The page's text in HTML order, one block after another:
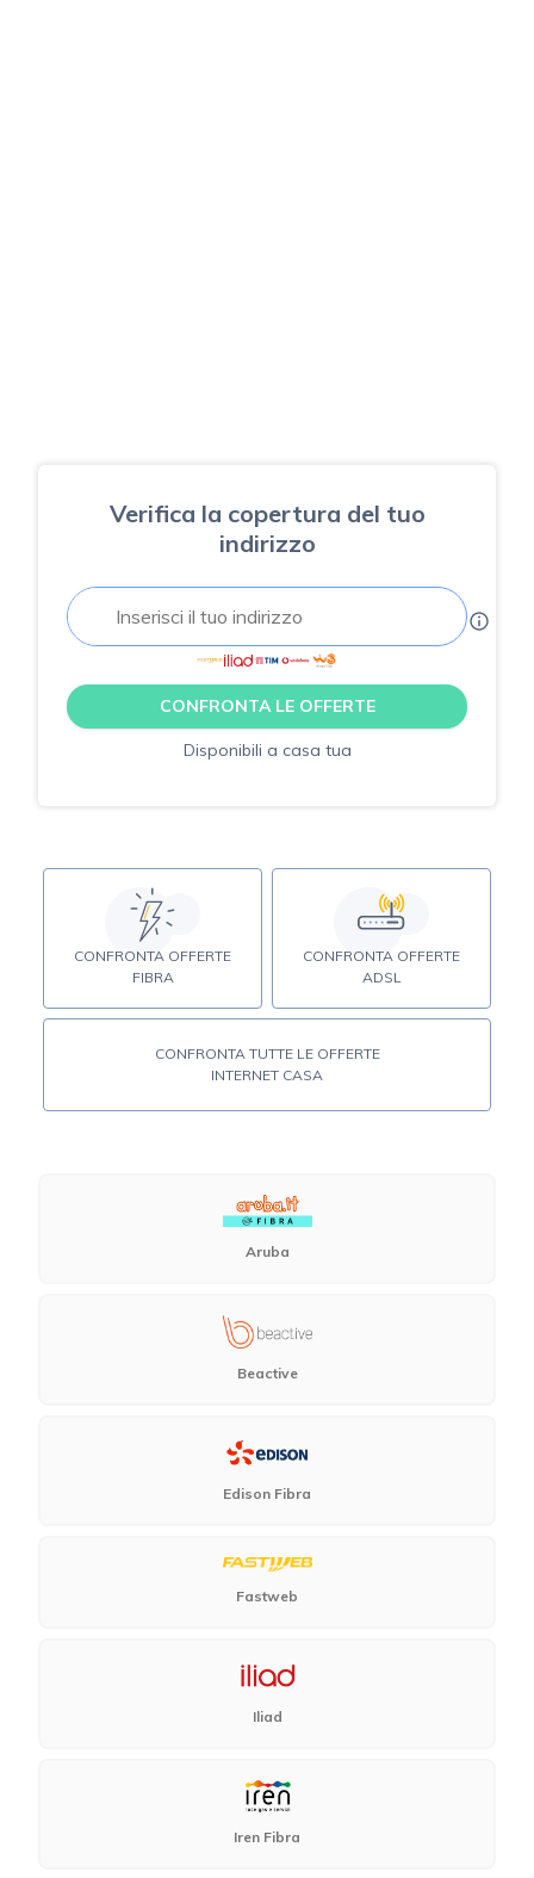
Verifica la copertura del tuo
indirizzo
CONFRONTA LE OFFERTE
Disponibili a casa tua
CONFRONTA OFFERTE
FIBRA
CONFRONTA OFFERTE
ADSL
CONFRONTA TUTTE LE OFFERTE
INTERNET CASA
Aruba
Beactive
Edison Fibra
Fastweb
Iliad
Iren Fibra